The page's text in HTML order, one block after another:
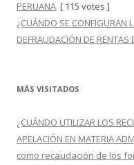
PERUANA [ 115 votes ]
¿CUÁNDO SE CONFIGURAN
DEFRAUDACIÓN DE RENTAS
MÁS VISITADOS
¿CUÁNDO UTILIZAR LOS
APELACIÓN EN MATERIA
como recaudación de los